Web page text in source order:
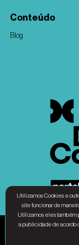
Conteúdo
Blog
Associação Dale Carnegie
os
Utilizamos Cookies e
site funcionar de
Utilizamos eles também
a publicidade de acordo